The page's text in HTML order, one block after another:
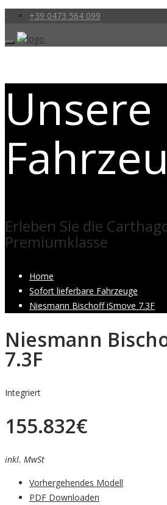
+39 0473 564 099
Unsere
Erleben Sie die
Premiumklasse
Home
Sofort lieferbare Fahrzeuge
Niesmann Bischoff iSmove 7.3F
Niesmann
7.3F
Integriert
155.832€
inkl. MwSt
Vorhergehendes Modell
PDF Downloaden